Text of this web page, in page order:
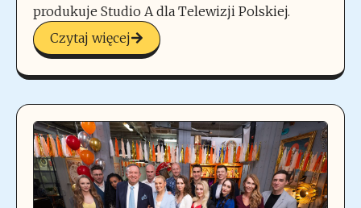
produkuje Studio A dla Telewizji Polskiej.
Czytaj więcej